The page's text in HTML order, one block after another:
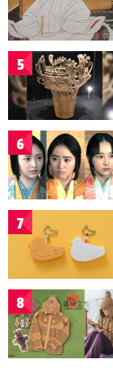
5
6
7
8